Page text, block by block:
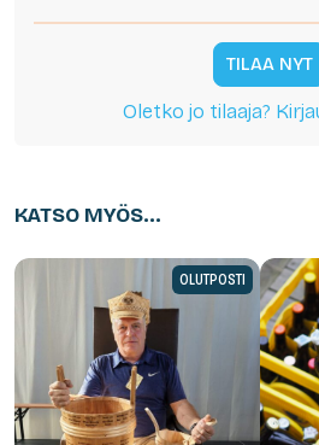
TILAA NYT
Oletko jo tilaaja?
KATSO MYÖS...
OLUTPOSTI